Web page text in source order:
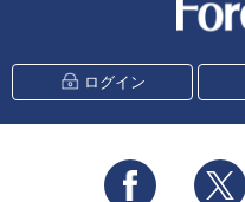
ログイン
Facebook